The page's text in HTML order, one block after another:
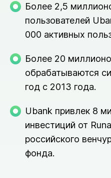
Более 2,5
пользователей
000 активных
Более 20
обрабатываются
год с 2013 года.
Ubank привлек 8
инвестиций от
российского
фонда.